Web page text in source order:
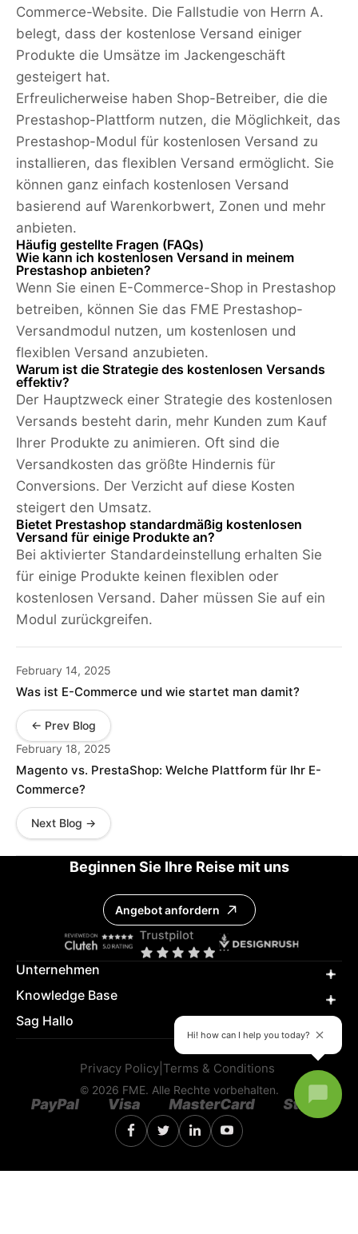
Commerce-Website. Die Fallstudie von Herrn A.
belegt, dass der kostenlose Versand einiger
Produkte die Umsätze im Jackengeschäft
gesteigert hat.
Erfreulicherweise haben Shop-Betreiber, die die
Prestashop-Plattform nutzen, die Möglichkeit, das
Prestashop-Modul für kostenlosen Versand zu
installieren, das flexiblen Versand ermöglicht. Sie
können ganz einfach kostenlosen Versand
basierend auf Warenkorbwert, Zonen und mehr
anbieten.
Häufig gestellte Fragen (FAQs)
Wie kann ich kostenlosen Versand in meinem
Prestashop anbieten?
Wenn Sie einen E-Commerce-Shop in Prestashop
betreiben, können Sie das FME Prestashop-
Versandmodul nutzen, um kostenlosen und
flexiblen Versand anzubieten.
Warum ist die Strategie des kostenlosen Versands
effektiv?
Der Hauptzweck einer Strategie des kostenlosen
Versands besteht darin, mehr Kunden zum Kauf
Ihrer Produkte zu animieren. Oft sind die
Versandkosten das größte Hindernis für
Conversions. Der Verzicht auf diese Kosten
steigert den Umsatz.
Bietet Prestashop standardmäßig kostenlosen
Versand für einige Produkte an?
Bei aktivierter Standardeinstellung erhalten Sie
für einige Produkte keinen flexiblen oder
kostenlosen Versand. Daher müssen Sie auf ein
Modul zurückgreifen.
February 14, 2025
Was ist E-Commerce und wie startet man damit?
← Prev Blog
February 18, 2025
Magento vs. PrestaShop: Welche Plattform für Ihr E-
Commerce?
Next Blog →
Beginnen Sie Ihre Reise mit uns
Angebot anfordern
Unternehmen
Knowledge Base
Sag Hallo
Hi! how can I help you today?
Privacy Policy| Terms & Conditions
© 2026 FME. Alle Rechte vorbehalten.